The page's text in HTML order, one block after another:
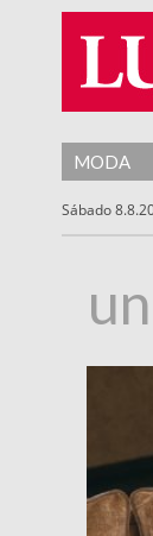
MODA
Sábado